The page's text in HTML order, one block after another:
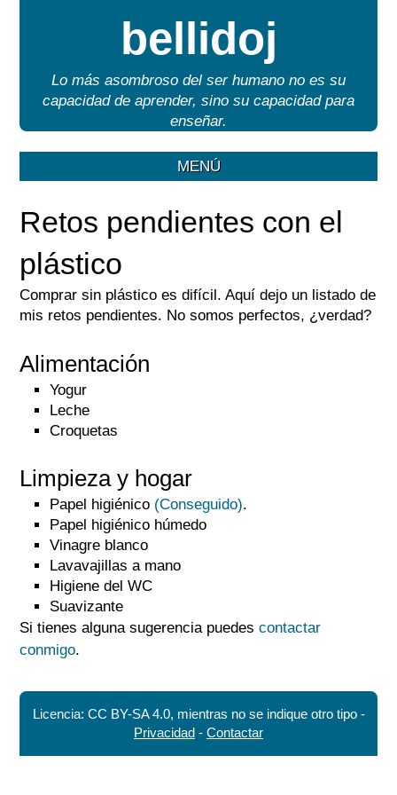
bellidoj
Lo más asombroso del ser humano no es su
capacidad de aprender, sino su capacidad para
enseñar.
MENÚ
Retos pendientes con el
plástico
Comprar sin plástico es difícil. Aquí dejo un listado de
mis retos pendientes. No somos perfectos, ¿verdad?
Alimentación
Yogur
Leche
Croquetas
Limpieza y hogar
Papel higiénico (Conseguido).
Papel higiénico húmedo
Vinagre blanco
Lavavajillas a mano
Higiene del WC
Suavizante
Si tienes alguna sugerencia puedescontactar
conmigo.
Licencia: CC BY-SA 4.0, mientras no se indique otro tipo -
Privacidad - Contactar